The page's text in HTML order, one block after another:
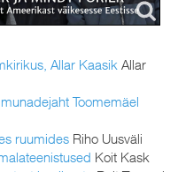
Allar Kaasik Allar
Toomemäel
ruumides Riho Uusväli
Koit Kask